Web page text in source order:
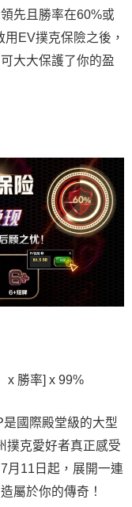
先且勝率在60%或
EV撲克保險之後，
大大保護了你的盈
x 勝率] x 99%
國際殿堂級的大型
撲克愛好者真正感受
月11日起，展開一連
屬於你的傳奇！